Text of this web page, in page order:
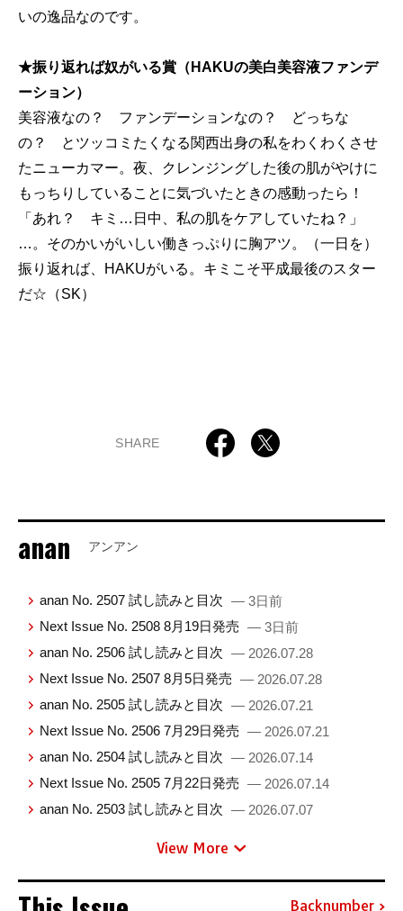
いの逸品なのです。
★振り返れば奴がいる賞（HAKUの美白美容液ファンデ
ーション）
美容液なの？ ファンデーションなの？ どっちな
の？ とツッコミたくなる関西出身の私をわくわくさせ
たニューカマー。夜、クレンジングした後の肌がやけに
もっちりしていることに気づいたときの感動ったら！
「あれ？ キミ…日中、私の肌をケアしていたね？」
…。そのかいがいしい働きっぷりに胸アツ。（一日を）
振り返れば、HAKUがいる。キミこそ平成最後のスター
だ☆（SK）
SHARE
anan アンアン
anan No. 2507 試し読みと目次 — 3日前
Next Issue No. 2508 8月19日発売 — 3日前
anan No. 2506 試し読みと目次 — 2026.07.28
Next Issue No. 2507 8月5日発売 — 2026.07.28
anan No. 2505 試し読みと目次 — 2026.07.21
Next Issue No. 2506 7月29日発売 — 2026.07.21
anan No. 2504 試し読みと目次 — 2026.07.14
Next Issue No. 2505 7月22日発売 — 2026.07.14
anan No. 2503 試し読みと目次 — 2026.07.07
View More
Backnumber